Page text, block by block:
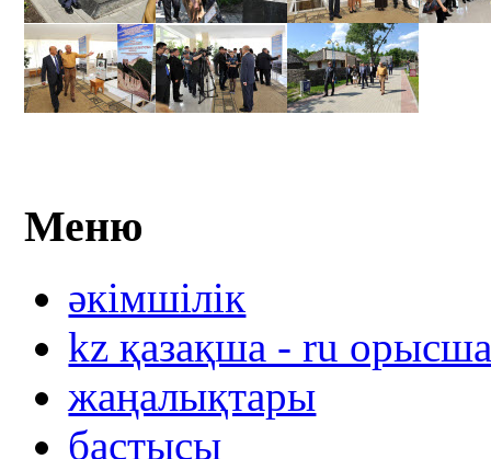
Меню
әкімшілік
kz қазақша - ru
жаңалықтары
бастысы